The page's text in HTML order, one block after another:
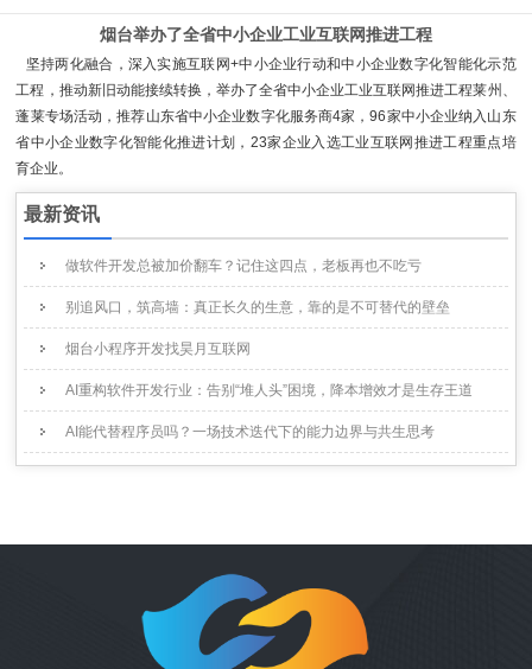
烟台举办了全省中小企业工业互联网推进工程
坚持两化融合，深入实施互联网+中小企业行动和中小企业数字化智能化示范
工程，推动新旧动能接续转换，举办了全省中小企业工业互联网推进工程莱州、
蓬莱专场活动，推荐山东省中小企业数字化服务商4家，96家中小企业纳入山东
省中小企业数字化智能化推进计划，23家企业入选工业互联网推进工程重点培
育企业。
最新资讯
做软件开发总被加价翻车？记住这四点，老板再也不吃亏
别追风口，筑高墙：真正长久的生意，靠的是不可替代的壁垒
烟台小程序开发找昊月互联网
AI重构软件开发行业：告别“堆人头”困境，降本增效才是生存王道
AI能代替程序员吗？一场技术迭代下的能力边界与共生思考